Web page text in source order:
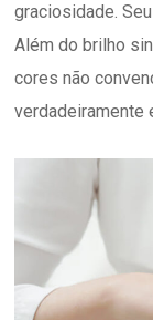
graciosidade.
Além do brilho
cores não
verdadeiramente